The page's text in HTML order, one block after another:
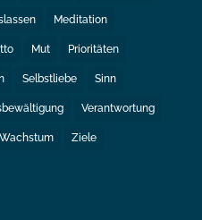
Meditation
Mut Prioritäten
Selbstliebe Sinn
Verantwortung
Wachstum Ziele